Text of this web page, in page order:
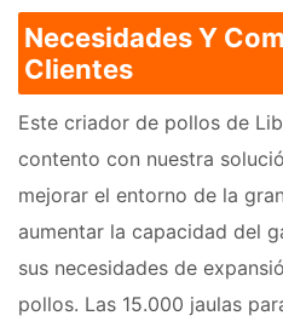
Necesidades Y
Clientes
Este criador de pollos de
contento con nuestra
mejorar el entorno de la
aumentar la capacidad del
sus necesidades de
pollos. Las 15.000 jaulas